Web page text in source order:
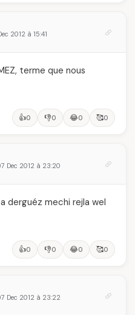
2012 à 15:41
terme que nous
👍0 👎0 😂0 🥰0
Dec 2012 à 23:20
derguéz mechi rejla wel
👍0 👎0 😂0 🥰0
Dec 2012 à 23:22